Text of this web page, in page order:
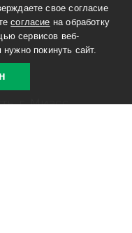
г. Миасс,
свое согласие
согласие на обработку
сервисов веб-
покинуть сайт.